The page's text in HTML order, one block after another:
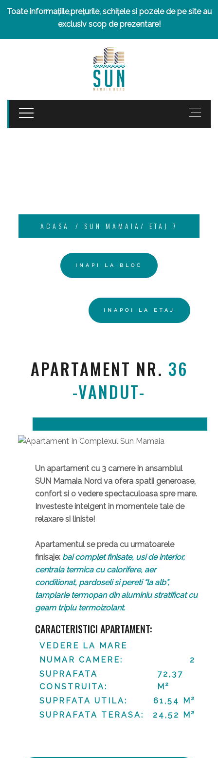
Toate informațiile,prețurile, schițele si pozele de pe site au
exclusiv scop de prezentare!
ACASA SUN MAMAIA/ ETAJ 7
INAPI LA BLOC
INAPOI LA ETAJ
APARTAMENT NR. 36
-VANDUT-
Un apartament cu 3 camere in ansamblul
SUN Mamaia Nord va ofera spatii generoase,
confort si o vedere spectaculoasa spre mare.
Investeste intelgent in momentele tale de
relaxare si liniste!
Apartamentul se preda cu urmatoarele
finisaje: bai complet finisate, usi de interior,
centrala termica cu calorifere, aer
conditionat, pardoseli si pereti “la alb”,
tamplarie termopan din aluminiu stratificat cu
geam triplu termoizolant.
CARACTERISTICI APARTAMENT:
VEDERE LA MARE
NUMAR CAMERE:
2
SUPRAFATA
CONSTRUITA:
72,37
M²
SUPRFATA UTILA:
61,54 M²
SUPRAFATA TERASA:
24,52 M²